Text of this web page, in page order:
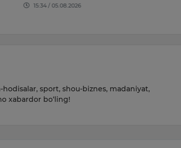
15:34 / 05.08.2026
sport, shou-biznes, madaniyat,
xabardor bo‘ling!